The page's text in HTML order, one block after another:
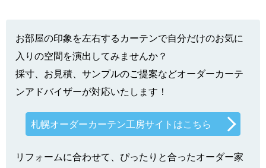
お部屋の印象を左右するカーテンで自分だけのお気に
入りの空間を演出してみませんか？
採寸、お見積、サンプルのご提案などオーダーカーテ
ンアドバイザーが対応いたします！
札幌オーダーカーテン工房サイトはこちら
リフォームに合わせて、ぴったりと合ったオーダー家